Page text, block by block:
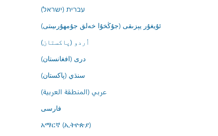
עברית (ישראל)
ئۇيغۇر يېزىقى (جۇڭخۇا خەلق جۇمھۇرىيىتى)
اُردو (پاکستان)
درى (افغانستان)
سنڌي (پاکستان)
عربي (المنطقة العربية)
فارسى
አማርኛ (ኢትዮጵያ)